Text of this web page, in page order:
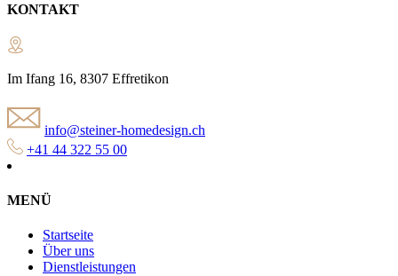
KONTAKT
Im Ifang 16, 8307 Effretikon
info@steiner-homedesign.ch
+41 44 322 55 00
MENÜ
Startseite
Über uns
Dienstleistungen